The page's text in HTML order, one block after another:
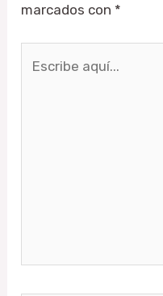
marcados con *